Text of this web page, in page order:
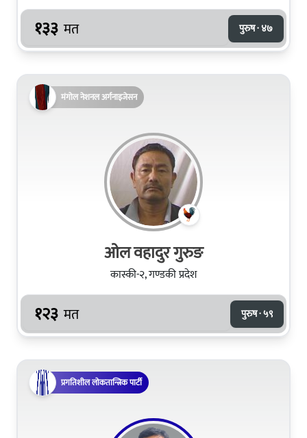
१३३ मत पुरुष · ४७
मंगोल नेशनल अर्गनाइजेसन
ओल वहादुर गुरुङ
कास्की-२, गण्डकी प्रदेश
१२३ मत पुरुष · ५९
प्रगतिशील लोकतान्त्रिक पार्टी